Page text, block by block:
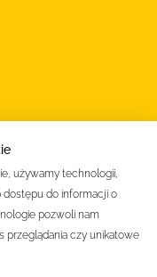
używamy technologii,
do informacji o
pozwoli nam
przeglądania czy unikatowe